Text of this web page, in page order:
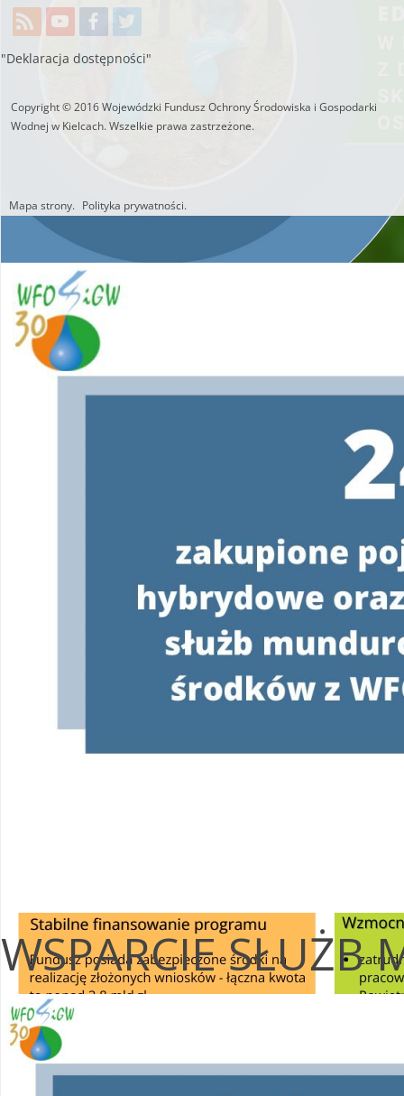
WSPARCIE SŁUŻB
"Deklaracja dostępności"
Copyright © 2016 Wojewódzki Fundusz Ochrony Środowiska i Gospodarki
Wodnej w Kielcach. Wszelkie prawa zastrzeżone.
Mapa strony. Polityka prywatności.
M & P